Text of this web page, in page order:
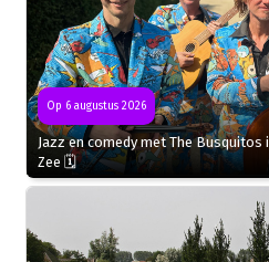
Op 6 augustus 2026
Jazz en comedy met The Busquitos
Zee 🗓